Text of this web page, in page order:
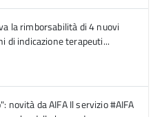
la rimborsabilità di 4 nuovi
di indicazione terapeuti...
novità da AIFA Il servizio #AIFA